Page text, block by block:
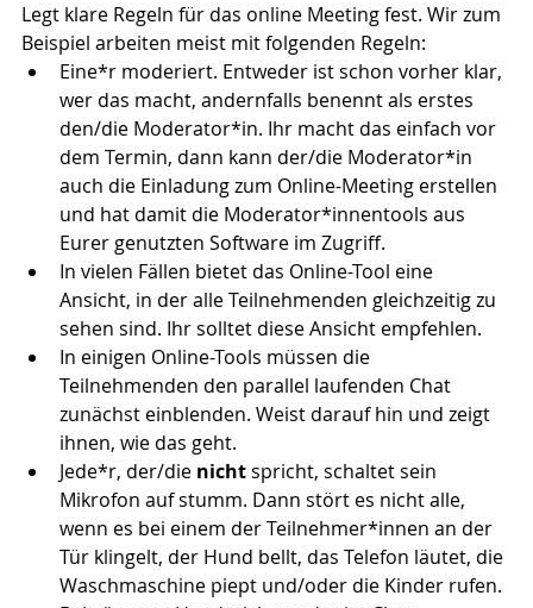
Legt klare Regeln für das online Meeting fest. Wir zum
Beispiel arbeiten meist mit folgenden Regeln:
Eine*r moderiert. Entweder ist schon vorher klar,
wer das macht, andernfalls benennt als erstes
den/die Moderator*in. Ihr macht das einfach vor
dem Termin, dann kann der/die Moderator*in
auch die Einladung zum Online-Meeting erstellen
und hat damit die Moderator*innentools aus
Eurer genutzten Software im Zugriff.
In vielen Fällen bietet das Online-Tool eine
Ansicht, in der alle Teilnehmenden gleichzeitig zu
sehen sind. Ihr solltet diese Ansicht empfehlen.
In einigen Online-Tools müssen die
Teilnehmenden den parallel laufenden Chat
zunächst einblenden. Weist darauf hin und zeigt
ihnen, wie das geht.
Jede*r, der/die nicht spricht, schaltet sein
Mikrofon auf stumm. Dann stört es nicht alle,
wenn es bei einem der Teilnehmer*innen an der
Tür klingelt, der Hund bellt, das Telefon läutet, die
Waschmaschine piept und/oder die Kinder rufen.